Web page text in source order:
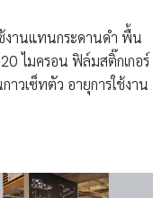
งานแทนกระดานดำ พื้น
ไมครอน ฟิล์มสติ๊กเกอร์
าวเซ็ทตัว อายุการใช้งาน